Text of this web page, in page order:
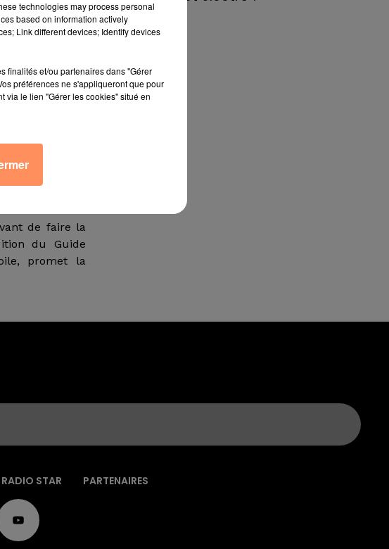
du fameux
lancée pour
d'évaluer les
le texte.
tourbillon de
des
le jeu. Sur
des frites et
de faire la
du Guide
promet la
STAR PARTENAIRES
technologies may process personal
based on information actively
Link different devices; Identify devices
finalités et/ou partenaires dans "Gérer
préférences ne s'appliqueront que pour
via le lien "Gérer les cookies" situé en